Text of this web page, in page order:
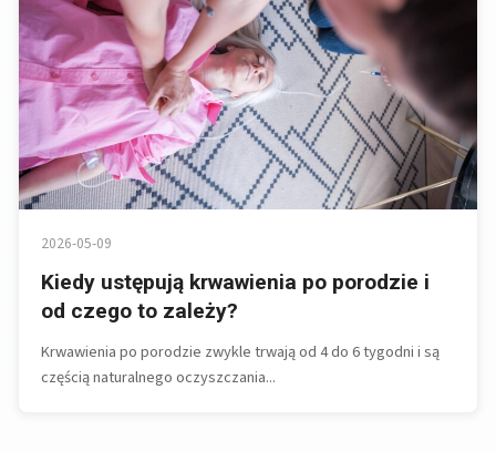
2026-05-09
Kiedy ustępują krwawienia po porodzie i
od czego to zależy?
Krwawienia po porodzie zwykle trwają od 4 do 6 tygodni i są
częścią naturalnego oczyszczania...